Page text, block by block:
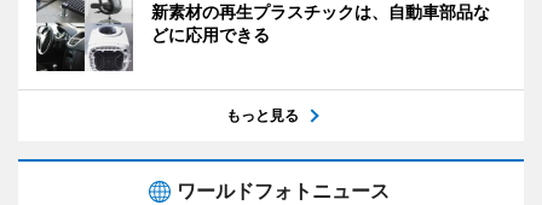
新素材の再生プラスチックは、自動車部品な
どに応用できる
もっと見る
ワールドフォトニュース